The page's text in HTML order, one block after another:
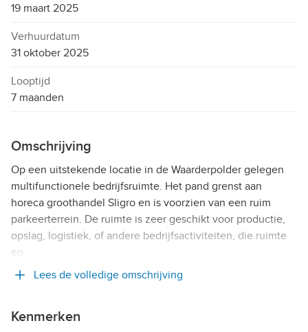
19 maart 2025
Verhuurdatum
31 oktober 2025
Looptijd
7 maanden
Omschrijving
Op een uitstekende locatie in de Waarderpolder gelegen
multifunctionele bedrijfsruimte. Het pand grenst aan
horeca groothandel Sligro en is voorzien van een ruim
parkeerterrein. De ruimte is zeer geschikt voor productie,
opslag, logistiek, of andere bedrijfsactiviteiten, die ruimte
en …
Lees de volledige omschrijving
Kenmerken